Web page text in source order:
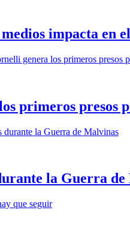
impacta en
primeros presos
la Guerra